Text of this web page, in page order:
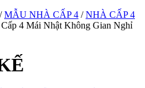
/MẪU NHÀ CẤP 4 /NHÀ CẤP 4
4 Mái Nhật Không Gian Nghỉ